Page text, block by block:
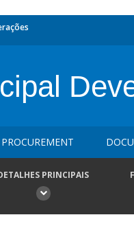
PROCUREMENT
PRINCIPAIS